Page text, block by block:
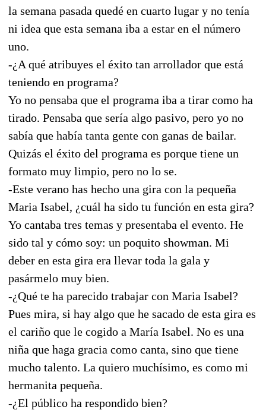
la semana pasada quedé en cuarto lugar y no tenía
ni idea que esta semana iba a estar en el número
uno.
-¿A qué atribuyes el éxito tan arrollador que está
teniendo en programa?
Yo no pensaba que el programa iba a tirar como ha
tirado. Pensaba que sería algo pasivo, pero yo no
sabía que había tanta gente con ganas de bailar.
Quizás el éxito del programa es porque tiene un
formato muy limpio, pero no lo se.
-Este verano has hecho una gira con la pequeña
Maria Isabel, ¿cuál ha sido tu función en esta gira?
Yo cantaba tres temas y presentaba el evento. He
sido tal y cómo soy: un poquito showman. Mi
deber en esta gira era llevar toda la gala y
pasármelo muy bien.
-¿Qué te ha parecido trabajar con Maria Isabel?
Pues mira, si hay algo que he sacado de esta gira es
el cariño que le cogido a María Isabel. No es una
niña que haga gracia como canta, sino que tiene
mucho talento. La quiero muchísimo, es como mi
hermanita pequeña.
-¿El público ha respondido bien?